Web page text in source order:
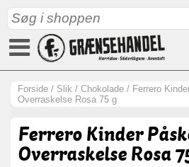
Forside / Slik / Chokolade / Ferrero
Overraskelse Rosa 75 g
Ferrero Kinder
Overraskelse Rosa